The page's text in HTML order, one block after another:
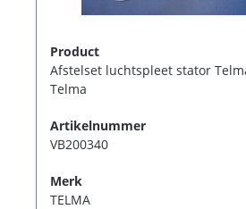
Product
Afstelset luchtspleet stator
Telma
Artikelnummer
VB200340
Merk
TELMA